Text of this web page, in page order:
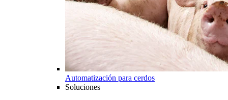
Automatización para cerdos
Soluciones